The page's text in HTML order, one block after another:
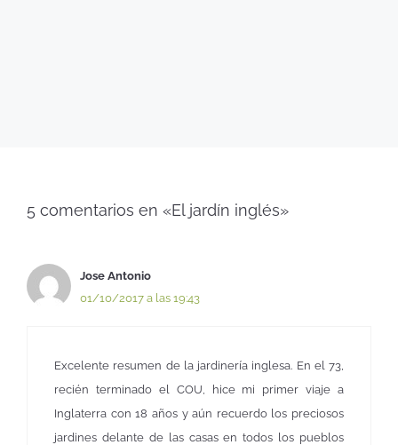
5 comentarios en «El jardín inglés»
Jose Antonio
01/10/2017 a las 19:43
Excelente resumen de la jardinería inglesa. En el 73,
recién terminado el COU, hice mi primer viaje a
Inglaterra con 18 años y aún recuerdo los preciosos
jardines delante de las casas en todos los pueblos